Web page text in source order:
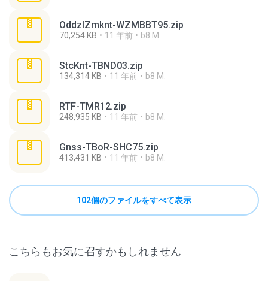
OddzlZmknt-WZMBBT95.zip
70,254 KB 11 年前 b8 M.
StcKnt-TBND03.zip
134,314 KB 11 年前 b8 M.
RTF-TMR12.zip
248,935 KB 11 年前 b8 M.
Gnss-TBoR-SHC75.zip
413,431 KB 11 年前 b8 M.
102個のファイルをすべて表示
こちらもお気に召すかもしれません